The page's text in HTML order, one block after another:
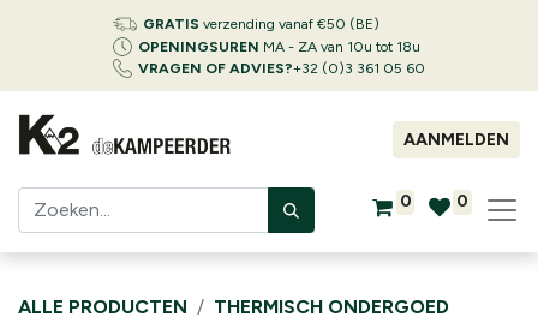
GRATIS verzending vanaf €50 (BE)
OPENINGSUREN MA - ZA van 10u tot 18u
VRAGEN OF ADVIES?+32 (0)3 361 05 60
AANMELDEN
0 0
ALLE PRODUCTEN
THERMISCH ONDERGOED